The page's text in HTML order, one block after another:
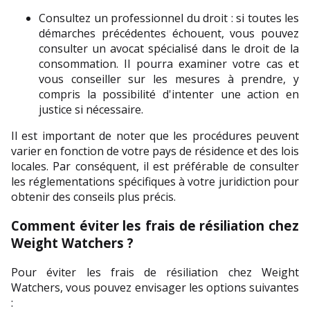
Consultez un professionnel du droit : si toutes les
démarches précédentes échouent, vous pouvez
consulter un avocat spécialisé dans le droit de la
consommation. Il pourra examiner votre cas et
vous conseiller sur les mesures à prendre, y
compris la possibilité d'intenter une action en
justice si nécessaire.
Il est important de noter que les procédures peuvent
varier en fonction de votre pays de résidence et des lois
locales. Par conséquent, il est préférable de consulter
les réglementations spécifiques à votre juridiction pour
obtenir des conseils plus précis.
Comment éviter les frais de résiliation chez
Weight Watchers ?
Pour éviter les frais de résiliation chez Weight
Watchers, vous pouvez envisager les options suivantes
: